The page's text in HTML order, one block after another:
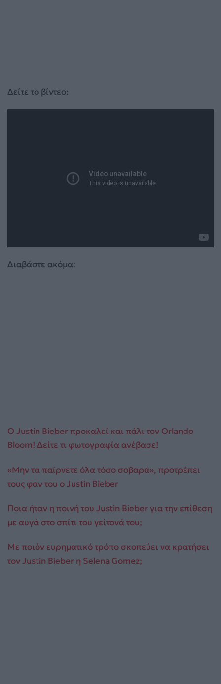
Δείτε το βίντεο:
Διαβάστε ακόμα:
O Justin Bieber προκαλεί και πάλι τον Orlando
Bloom! Δείτε τι φωτογραφία ανέβασε!
«Μην τα παίρνετε όλα τόσο σοβαρά», προτρέπει
τους φαν του ο Justin Bieber
Ποια ήταν η ποινή του Justin Bieber για την επίθεση
με αυγά στο σπίτι του γείτονά του;
Με ποιόν ευρηματικό τρόπο σκοπεύει να κρατήσει
τον Justin Bieber η Selena Gomez;